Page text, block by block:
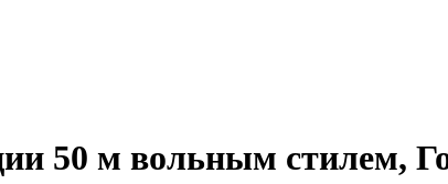
50 м вольным стилем,